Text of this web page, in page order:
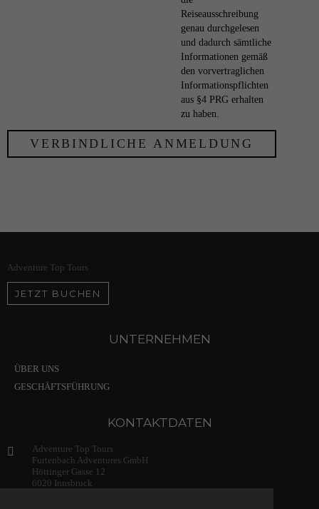
Reiseausschreibung
genau durchgelesen
und dadurch sämtliche
Informationen gemäß
den vorvertraglichen
Informationspflichten
aus §4 PRG erhalten
zu haben.
Adventure Top Tours
JETZT BUCHEN
UNTERNEHMEN
ÜBER UNS
GESCHÄFTSFÜHRUNG
KONTAKTDATEN
Adventure Top Tours
Furtenbach Adventures GmbH
Höttinger Gasse 12
6020 Innsbruck